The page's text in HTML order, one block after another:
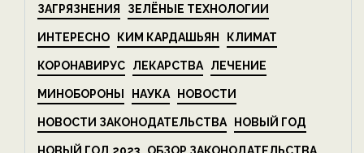
ЗАГРЯЗНЕНИЯ ЗЕЛЁНЫЕ ТЕХНОЛОГИИ
ИНТЕРЕСНО КИМ КАРДАШЬЯН КЛИМАТ
КОРОНАВИРУС ЛЕКАРСТВА ЛЕЧЕНИЕ
МИНОБОРОНЫ НАУКА НОВОСТИ
НОВОСТИ ЗАКОНОДАТЕЛЬСТВА НОВЫЙ ГОД